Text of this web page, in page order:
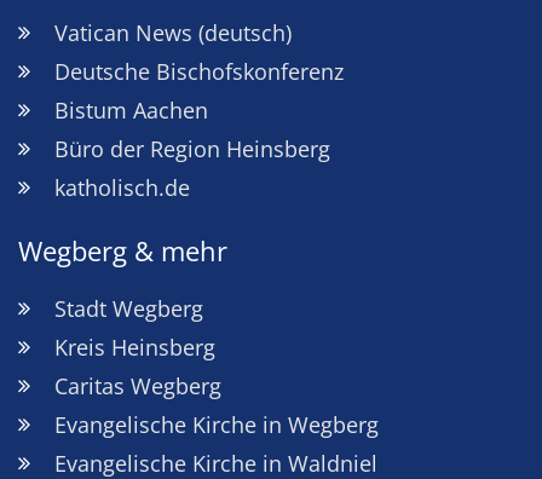
Vatican News (deutsch)
Deutsche Bischofskonferenz
Bistum Aachen
Büro der Region Heinsberg
katholisch.de
Wegberg & mehr
Stadt Wegberg
Kreis Heinsberg
Caritas Wegberg
Evangelische Kirche in Wegberg
Evangelische Kirche in Waldniel